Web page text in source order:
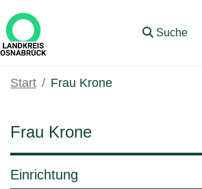
Zum Hauptinhalt springen
Suche
Start Frau Krone
Frau Krone
Einrichtung